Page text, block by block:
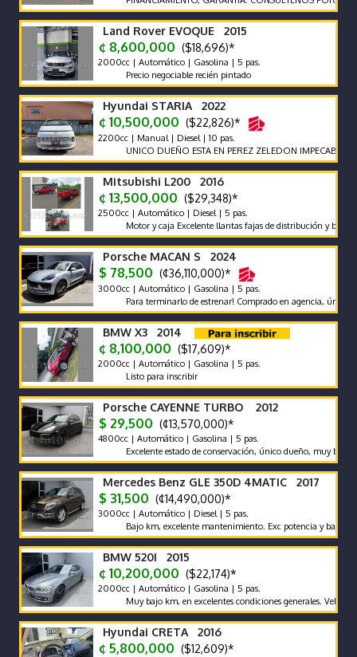
Land Rover EVOQUE 2015
¢ 8,600,000 ($18,696)*
2000cc | Automático | Gasolina | 5 pas.
Precio negociable recién pintado
Hyundai STARIA 2022
¢ 10,500,000 ($22,826)*
2200cc | Manual | Diesel | 10 pas.
UNICO DUEÑO ESTA EN PEREZ ZELEDON IMPECABLE
Mitsubishi L200 2016
¢ 13,500,000 ($29,348)*
2500cc | Automático | Diesel | 5 pas.
Motor y caja Excelente llantas fajas de distribución y bateria
Porsche MACAN S 2024
$ 78,500 (¢36,110,000)*
3000cc | Automático | Gasolina | 5 pas.
Para terminarlo de estrenar! Comprado en agencia, único
BMW X3 2014
¢ 8,100,000 ($17,609)*
2000cc | Automático | Gasolina | 5 pas.
Listo para inscribir
Porsche CAYENNE TURBO 2012
$ 29,500 (¢13,570,000)*
4800cc | Automático | Gasolina | 5 pas.
Excelente estado de conservación, único dueño, muy bajo km,
Mercedes Benz GLE 350D 4MATIC 2017
$ 31,500 (¢14,490,000)*
3000cc | Automático | Diesel | 5 pas.
Bajo km, excelente mantenimiento. Exc potencia y bajo
BMW 520I 2015
¢ 10,200,000 ($22,174)*
2000cc | Automático | Gasolina | 5 pas.
Muy bajo km, en excelentes condiciones generales. Vehículo
Hyundai CRETA 2016
¢ 5,800,000 ($12,609)*